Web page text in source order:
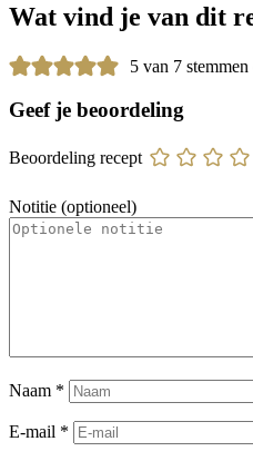
Wat vind je van dit
5 van 7 stemmen
Geef je beoordeling
Beoordeling recept
Notitie (optioneel)
Naam *
E-mail *